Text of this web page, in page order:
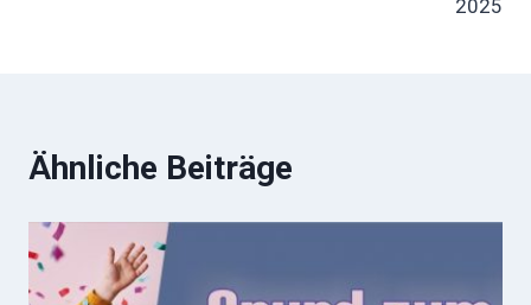
2025
Ähnliche Beiträge